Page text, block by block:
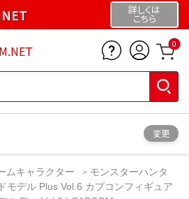
詳しくは
こちら
0
変更
ムキャラクター
モンスターハンタ
デル Plus Vol.6 カプコンフィギュア